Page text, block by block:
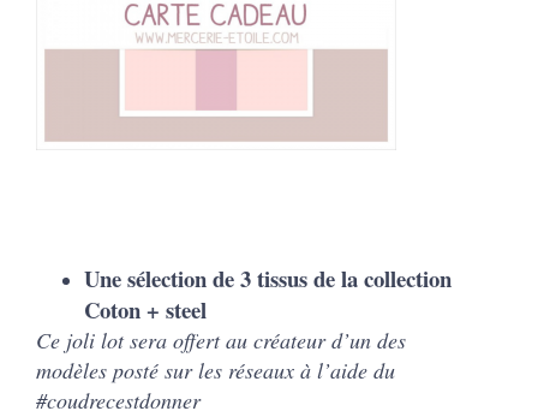
Une sélection de 3 tissus de la collection
Coton + steel
Ce joli lot sera offert au créateur d’un des
modèles posté sur les réseaux à l’aide du
#coudrecestdonner